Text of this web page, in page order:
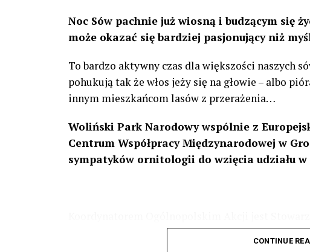
Noc Sów pachnie już wiosną i budzącym się
może okazać się bardziej pasjonujący niż
To bardzo aktywny czas dla większości naszych
pohukują tak że włos jeży się na głowie – albo
innym mieszkańcom lasów z przerażenia…
Woliński Park Narodowy wspólnie z
Centrum Współpracy Międzynarodowej w
sympatyków ornitologii do wzięcia udziału w
odbędzie się w dniach24 i 25 lutego 2023 r. wg
CONTINUE